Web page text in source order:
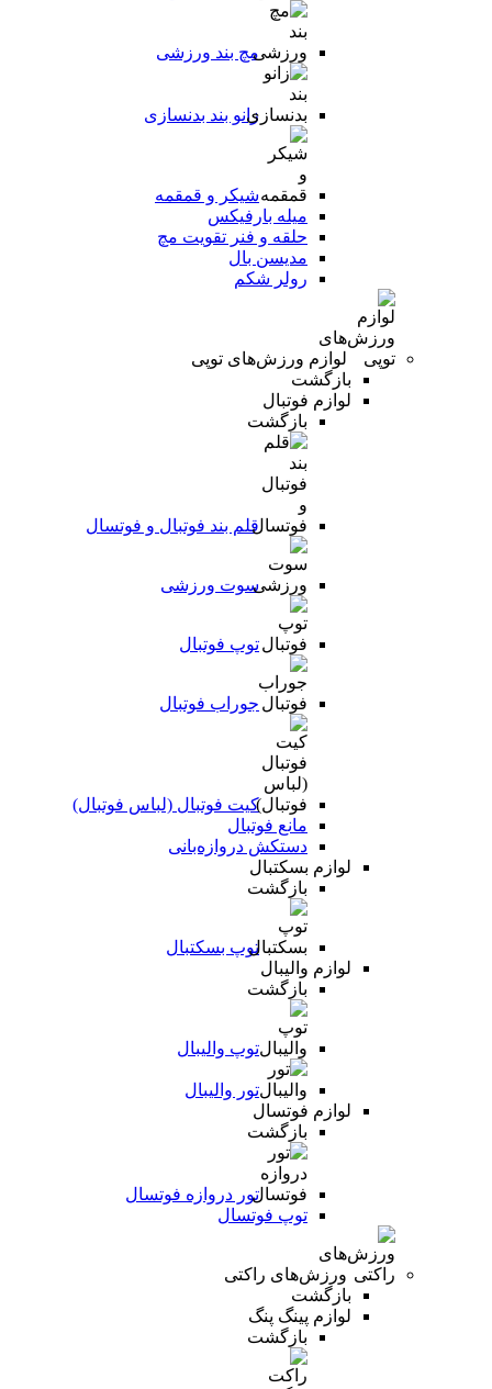
مچ بند ورزشی
زانو بند بدنسازی
شیکر و قمقمه
میله بارفیکس
حلقه و فنر تقویت مچ
مدیسن بال
رولر شکم
لوازم ورزش‌های توپی
بازگشت
لوازم فوتبال
بازگشت
قلم بند فوتبال و فوتسال
سوت ورزشی
توپ فوتبال
جوراب فوتبال
کیت فوتبال (لباس فوتبال)
مانع فوتبال
دستکش دروازه‌بانی
لوازم بسکتبال
بازگشت
توپ بسکتبال
لوازم والیبال
بازگشت
توپ والیبال
تور والیبال
لوازم فوتسال
بازگشت
تور دروازه فوتسال
توپ فوتسال
ورزش‌های راکتی
بازگشت
لوازم پینگ پنگ
بازگشت